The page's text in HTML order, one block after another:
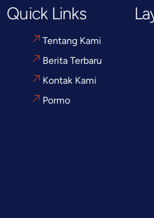
Quick Links
Tentang Kami
Berita Terbaru
Kontak Kami
Pormo